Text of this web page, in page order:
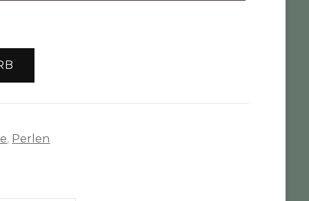
, Perlen